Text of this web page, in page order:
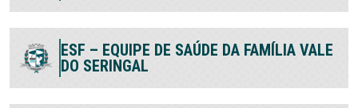
ESF – EQUIPE DE SAÚDE DA FAMÍLIA VALE
DO SERINGAL